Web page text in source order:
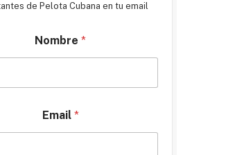
de Pelota Cubana en tu email
Nombre *
Email *